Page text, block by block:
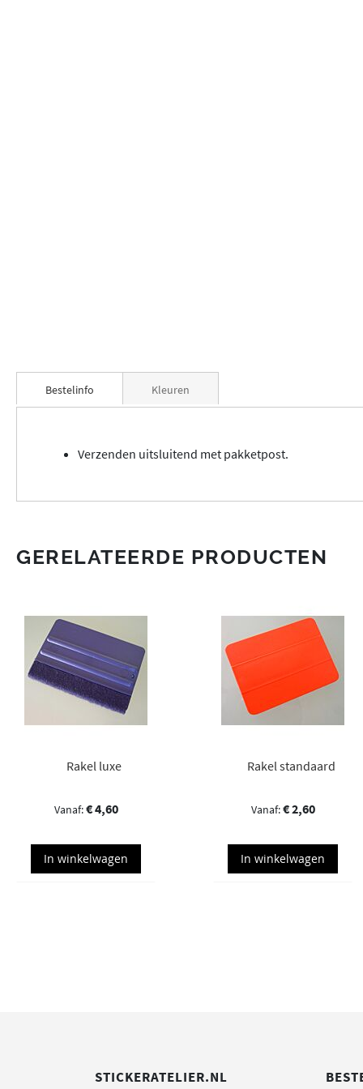
Bestelinfo
Verzenden uitsluitend met pakketpost.
Kleuren
GERELATEERDE PRODUCTEN
Rakel luxe
€ 4,60
In winkelwagen
Rakel standaard
€ 2,60
In winkelwagen
STICKERATELIER.NL